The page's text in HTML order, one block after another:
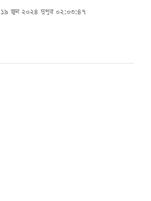
১৯ জুন ২০২৪ দুপুর ০২:০৩:৪৭